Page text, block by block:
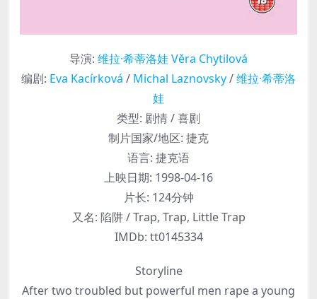
导演: 维拉·希蒂洛娃 Věra Chytilová
编剧: Eva Kacírková / Michal Laznovsky/维拉·希蒂洛
娃
类型: 剧情 / 喜剧
制片国家/地区: 捷克
语言: 捷克语
上映日期: 1998-04-16
片长: 124分钟
又名: 陷阱 / Trap, Trap, Little Trap
IMDb: tt0145334
Storyline
After two troubled but powerful men rape a young